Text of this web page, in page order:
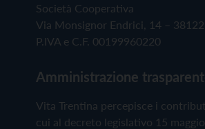
Società Cooperativa
Via Monsignor Endrici, 14 –
P.IVA e C.F. 00199960220
Amministrazione
Vita Trentina percepisce i
cui al decreto legislativo 15